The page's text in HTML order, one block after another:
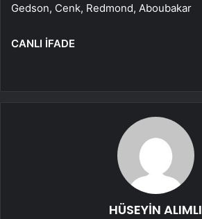
Gedson, Cenk, Redmond, Aboubakar
CANLI İFADE
HÜSEYİN ALIMLI